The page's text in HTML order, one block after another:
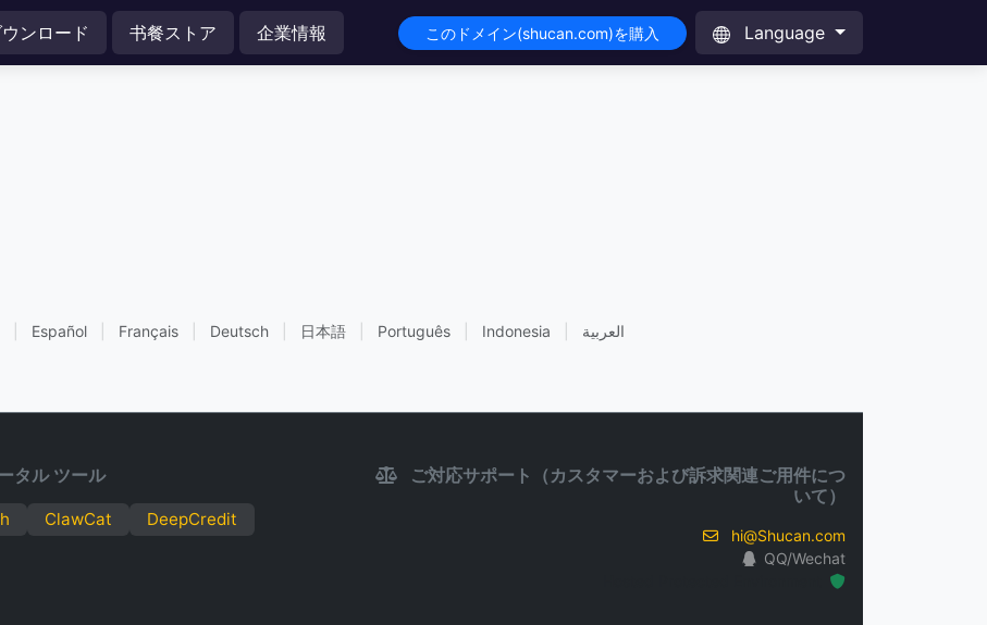
ンロード 书餐ストア 企業情報 このドメイン(shucan.com)を購入 Language
Español Français Deutsch 日本語 Português Indonesia العربية
タル ツール
ClawCat DeepCredit
ご対応サポート（カスタマーおよび訴求関連ご用件につ
いて）
hi@Shucan.com
QQ/Wechat